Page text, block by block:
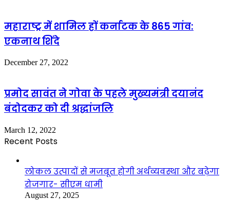
महाराष्ट्र में शामिल हों कर्नाटक के 865 गांव:
एकनाथ शिंदे
December 27, 2022
प्रमोद सावंत ने गोवा के पहले मुख्यमंत्री दयानंद
बंदोदकर को दी श्रद्धांजलि
March 12, 2022
Recent Posts
लोकल उत्पादों से मजबूत होगी अर्थव्यवस्था और बढ़ेगा
रोजगार- सीएम धामी
August 27, 2025